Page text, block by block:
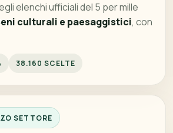
elenchi ufficiali del 5 per mille
culturali e paesaggistici, con
38.160 SCELTE
SETTORE